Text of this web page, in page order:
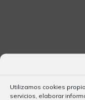
Utilizamos cookies
servicios, elaborar